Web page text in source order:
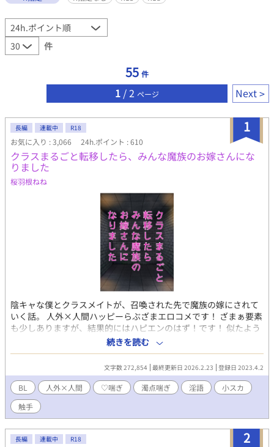
件
55 件
1 / 2 ページ Next
1
長編 連載中 R18
お気に入り : 3,066 24h.ポイント : 610
クラスまるごと転移したら、みんな魔族のお嫁さんにな
りました
桜羽根ねね
陰キャな僕とクラスメイトが、召喚された先で魔族の嫁にされて
いく話。 人外×人間ハッピーらぶざまエロコメです！ ざまぁ要素
も少しありますが、結果的にはハピエンのはず！です！ 似たよう
な話ばかり書いている気がしますが、性癖なのでごめんなさい！
フルコースのメインだけを細々と作っている感じです！ 成分表は
出てくるプレイ（性癖）を羅列しているもので、見るも見ないも
お任せします！ ☆第一部完結！ ☆第二部完結！ ☆第三部更新
中！ 何でも美味しく食べられる方向けです〜！ このキャラ/プレ
イ好きだなって感想で教えてもらえたらとっても嬉しいです♡
続きを読む
文字数 272,854 最終更新日 2026.2.23 登録日 2023.4.2
BL 人外×人間 ♡喘ぎ 濁点喘ぎ 淫語
小スカ
触手
2
長編 連載中 R18